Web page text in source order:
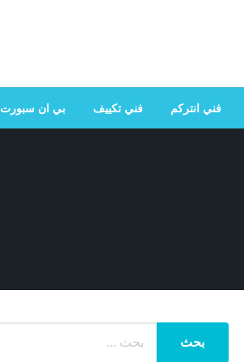
جميع الخدمات المنزلية في الكويت
فني انتركم فني تكييف بي ان سبورت